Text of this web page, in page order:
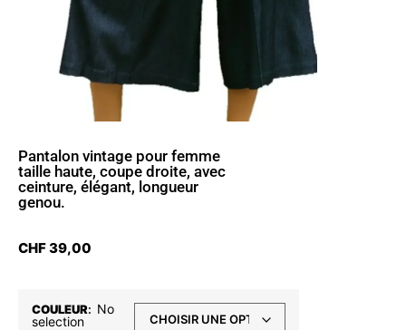
Pantalon vintage pour femme
taille haute, coupe droite, avec
ceinture, élégant, longueur
genou.
CHF39,00
COULEUR: No
selection